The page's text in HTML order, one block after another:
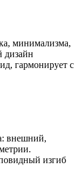
минимализма,
дизайн
гармонирует с
внешний,
изгиб